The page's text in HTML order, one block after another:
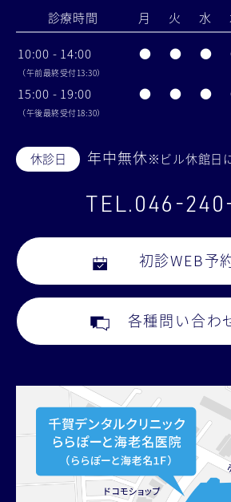
診療時間 月 火 水
10:00 - 14:00
（午前最終受付13:30）
● ● ●
15:00 - 19:00
（午後最終受付18:30）
● ● ●
休診日 年中無休※ビル休館日
TEL.046-
初診WEB予
各種問い合わ